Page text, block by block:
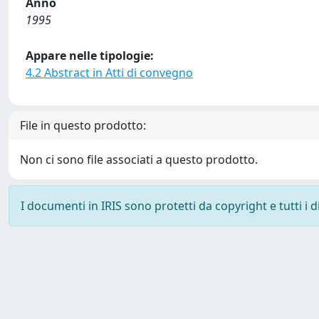
1995
Appare nelle tipologie:
4.2 Abstract in Atti di convegno
File in questo prodotto:
Non ci sono file associati a questo prodotto.
I documenti in IRIS sono protetti da copyright e tutti i